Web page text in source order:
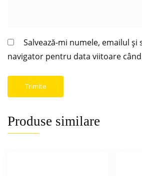
Salvează-mi numele, emailul și
navigator pentru data viitoare
Produse similare